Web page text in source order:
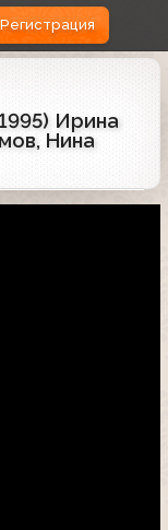
Регистрация
Ирина
Нина